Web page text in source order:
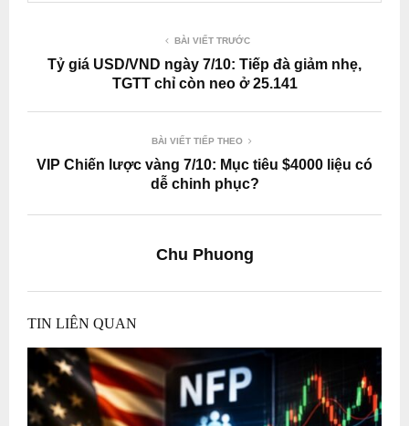
BÀI VIẾT TRƯỚC
Tỷ giá USD/VND ngày 7/10: Tiếp đà giảm nhẹ,
TGTT chỉ còn neo ở 25.141
BÀI VIẾT TIẾP THEO
VIP Chiến lược vàng 7/10: Mục tiêu $4000 liệu có
dễ chinh phục?
Chu Phuong
TIN LIÊN QUAN